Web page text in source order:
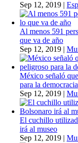
Sep 12, 2019 |
Al menos 591
que va de año
Sep 12, 2019 |
México señaló
para la democracia
Sep 12, 2019 |
El cuchillo
irá al museo
Sep 12, 2019 |